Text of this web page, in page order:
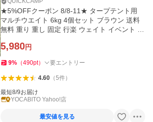
★5%OFFクーポン 8/8-11★ タープテント用
マルチウエイト 6kg 4個セット ブラウン 送料
無料 重り 重し 固定 行楽 ウェイト イベント 運
5,980円
9% （490pt） 要エントリー
4.60（5件）
最短8/9お届け
YOCABITO Yahoo!店
最安値を見る